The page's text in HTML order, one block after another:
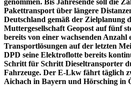
genommen. Bis Jahresende soll die
Pakettransport über längere
Deutschland gemäß der Zielplanung
Muttergesellschaft Geopost auf fünf
bereits von einer wachsenden Anzahl
Transportlösungen auf der letzten
DPD seine Elektroflotte bereits
Schritt für Schritt Dieseltransporter
Fahrzeuge. Der E-Lkw fährt täglich
Aichach in Bayern und Hörsching in